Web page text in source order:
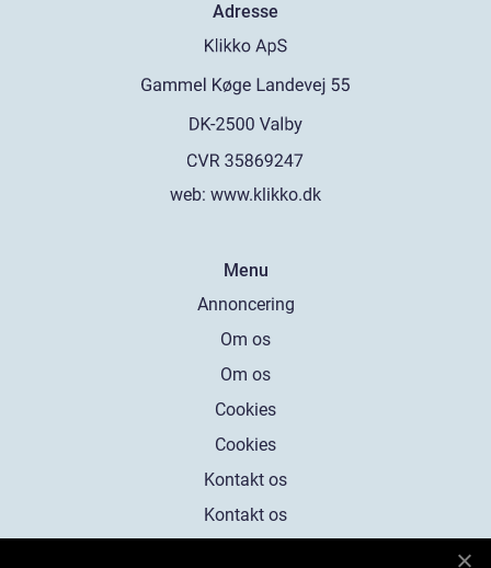
Adresse
web: www.klikko.dk
Menu
Annoncering
Om os
Om os
Cookies
Cookies
Kontakt os
Kontakt os